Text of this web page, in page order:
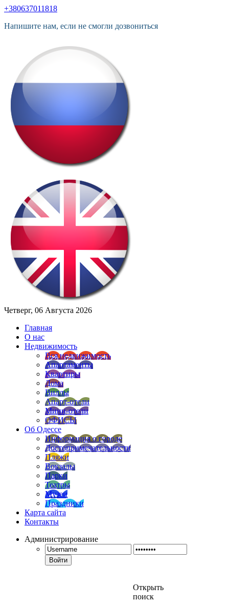
+380637011818
Напишите нам, если не смогли дозвониться
Четверг, 06 Августа 2026
Главная
О нас
Недвижимость
Вся недвижимость
Апартаменты
Квартиры
Дома
Виллы
Апарт-отели
Мини-отели
ОФИСЫ
Об Одессе
Информация о городе
Достопримечательности
Пляжи
Вокзалы
Парки
Театры
Музеи
Праздники
Карта сайта
Контакты
Администрирование
Войти
Открыть
поиск